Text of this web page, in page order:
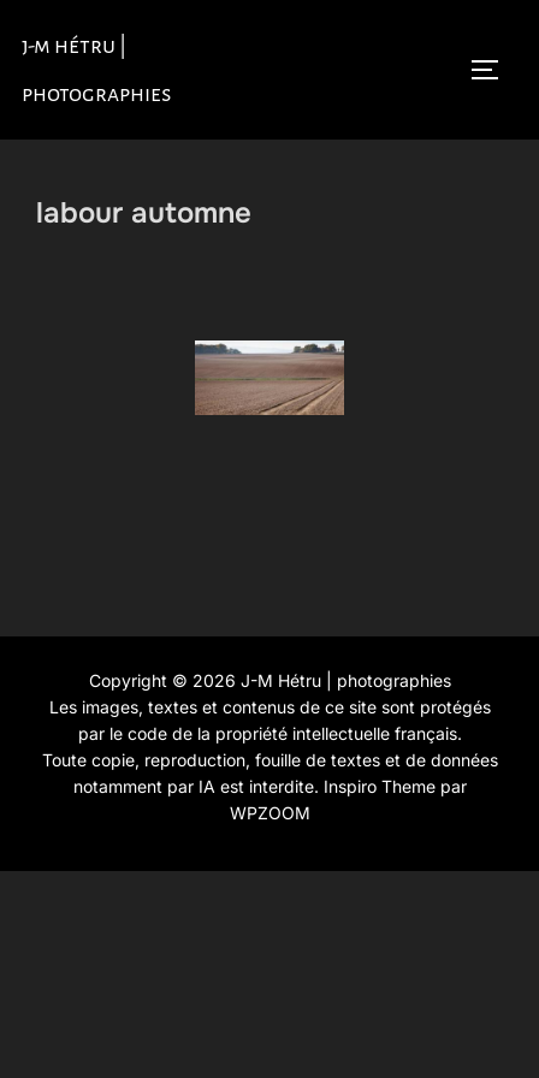
contenu
j-m hétru |
photographies
labour automne
Copyright © 2026 J-M Hétru | photographies
Les images, textes et contenus de ce site sont protégés
par le code de la propriété intellectuelle français.
Toute copie, reproduction, fouille de textes et de données
notamment par IA est interdite. Inspiro Themepar
WPZOOM